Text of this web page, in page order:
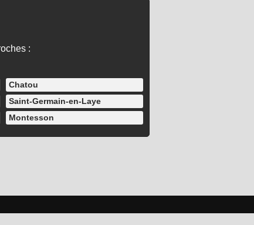
:
Chatou
Saint-Germain-en-Laye
Montesson